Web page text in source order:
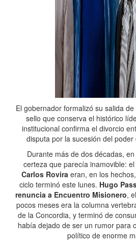
El gobernador formalizó su salida
sello que conserva el histórico
institucional confirma el divorcio
disputa por la sucesión del
Durante más de dos décadas,
certeza que parecía inamovible:
Carlos Roviraeran, en los
ciclo terminó este lunes. Hugo
renuncia a Encuentro Misionero,
pocos meses era la columna
de la Concordia, y terminó de
había dejado de ser un rumor para
político de enorme